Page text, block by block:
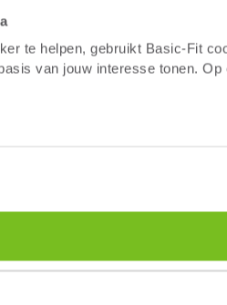
te helpen, gebruikt Basic-Fit
van jouw interesse tonen.